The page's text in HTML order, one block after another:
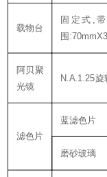
载物台
固定式,
围
阿贝聚
光镜
N.A.1.25旋
滤色片
蓝滤色片
磨砂玻璃